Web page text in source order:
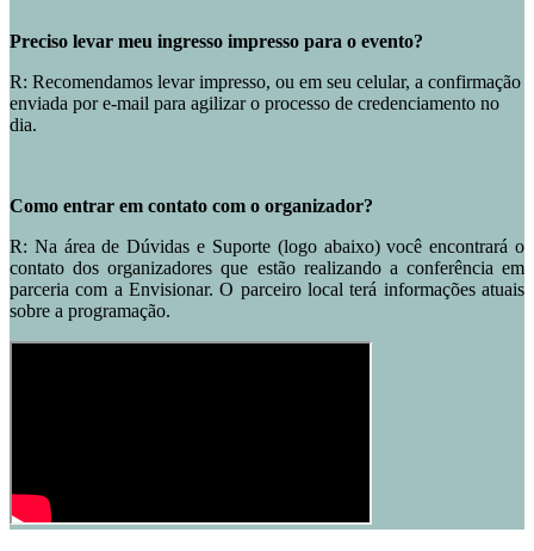
Preciso levar meu ingresso impresso para o evento?
R: Recomendamos levar impresso, ou em seu celular, a confirmação
enviada por e-mail para agilizar o processo de credenciamento no
dia.
Como entrar em contato com o organizador?
R: Na área de Dúvidas e Suporte (logo abaixo) você encontrará o
contato dos organizadores que estão realizando a conferência em
parceria com a Envisionar. O parceiro local terá informações atuais
sobre a programação.